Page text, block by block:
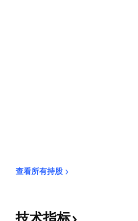
查看所有持股